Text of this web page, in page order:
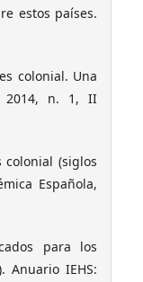
estos países.
colonial. Una
2014, n. 1, II
colonial (siglos
Española,
para los
Anuario IEHS: